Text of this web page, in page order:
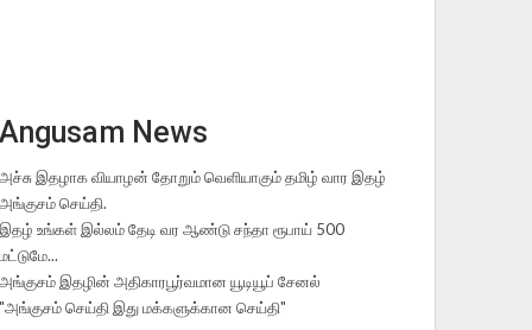
Angusam News
அச்சு இதழாக வியாழன் தோறும் வெளியாகும் தமிழ் வார இதழ்
அங்குசம் செய்தி.
இதழ் உங்கள் இல்லம் தேடி வர ஆண்டு சந்தா ரூபாய் 500
மட்டுமே...
அங்குசம் இதழின் அதிகாரபூர்வமான யூடியூப் சேனல்
"அங்குசம் செய்தி இது மக்களுக்கான செய்தி"